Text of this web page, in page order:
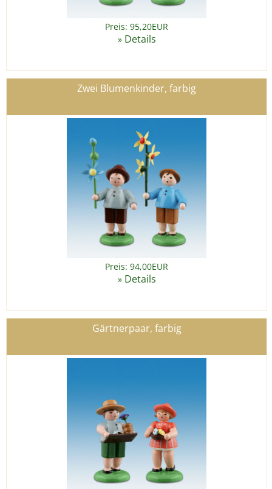
Preis: 95,20EUR
» Details
Zwei Blumenkinder, farbig
Preis: 94,00EUR
» Details
Gärtnerpaar, farbig